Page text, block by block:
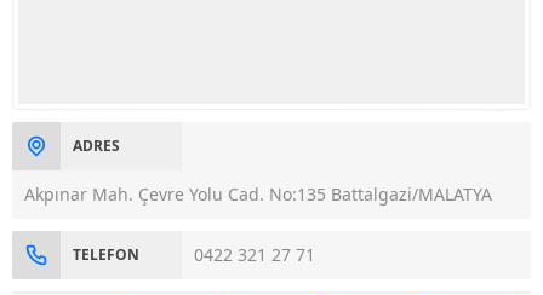
ADRES
Akpınar Mah. Çevre Yolu Cad. No:135 Battalgazi/MALATYA
TELEFON 0422 321 27 71